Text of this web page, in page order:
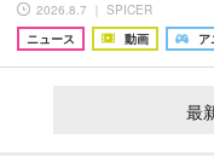
2026.8.7 ｜ SPICER
ニュース
動画 ア
最